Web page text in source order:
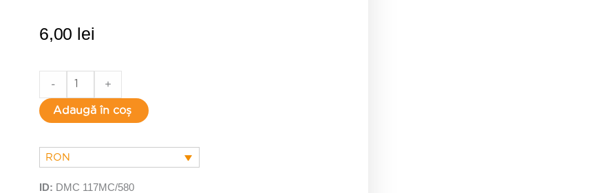
6,00 lei
quantity
- +
Adaugă în coș
RON
ID: DMC 117MC/580